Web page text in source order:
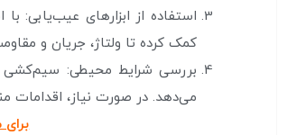
استفاده از ابزارهای عیب‌یابی:
کمک کرده تا ولتاژ، جریان و
بررسی شرایط محیطی: سیم‌کشی
می‌دهد. در صورت نیاز، اقدامات